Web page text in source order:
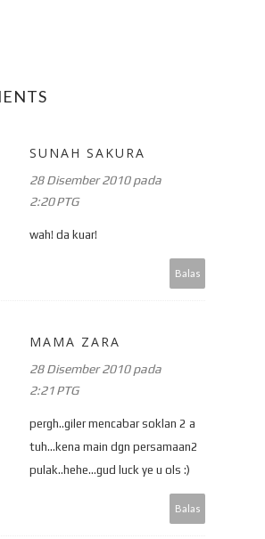
SUNAH SAKURA
28 Disember 2010 pada
2:20 PTG
wah! da kuar!
Balas
MAMA ZARA
28 Disember 2010 pada
2:21 PTG
pergh..giler mencabar soklan 2 a
tuh...kena main dgn persamaan2
pulak..hehe...gud luck ye u ols :)
Balas